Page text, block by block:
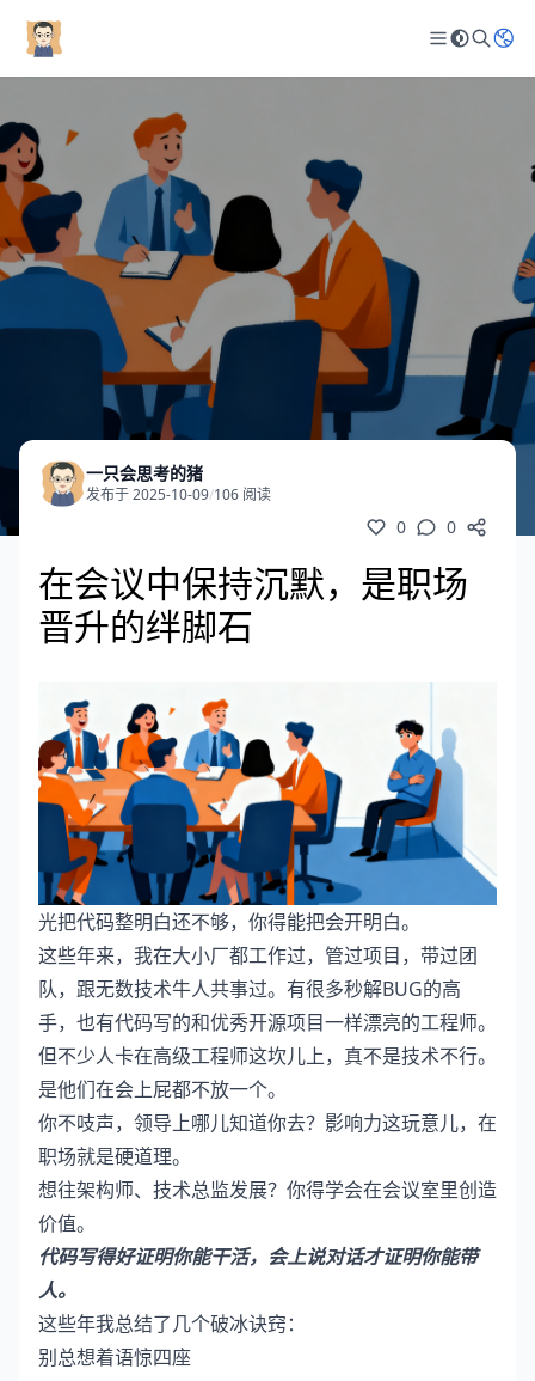
一只会思考的猪
发布于 2025-10-09/106 阅读
0 0
在会议中保持沉默，是职场
晋升的绊脚石
光把代码整明白还不够，你得能把会开明白。
这些年来，我在大小厂都工作过，管过项目，带过团
队，跟无数技术牛人共事过。有很多秒解BUG的高
手，也有代码写的和优秀开源项目一样漂亮的工程师。
但不少人卡在高级工程师这坎儿上，真不是技术不行。
是他们在会上屁都不放一个。
你不吱声，领导上哪儿知道你去？影响力这玩意儿，在
职场就是硬道理。
想往架构师、技术总监发展？你得学会在会议室里创造
价值。
代码写得好证明你能干活，会上说对话才证明你能带
人。
这些年我总结了几个破冰诀窍：
别总想着语惊四座